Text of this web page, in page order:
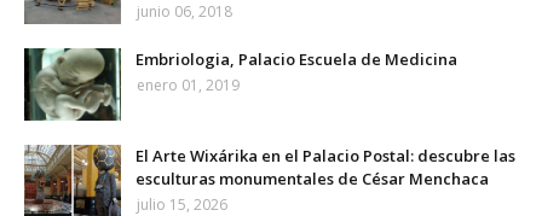
junio 06, 2018
Embriologia, Palacio Escuela de Medicina
enero 01, 2019
El Arte Wixárika en el Palacio Postal: descubre las
esculturas monumentales de César Menchaca
julio 15, 2026